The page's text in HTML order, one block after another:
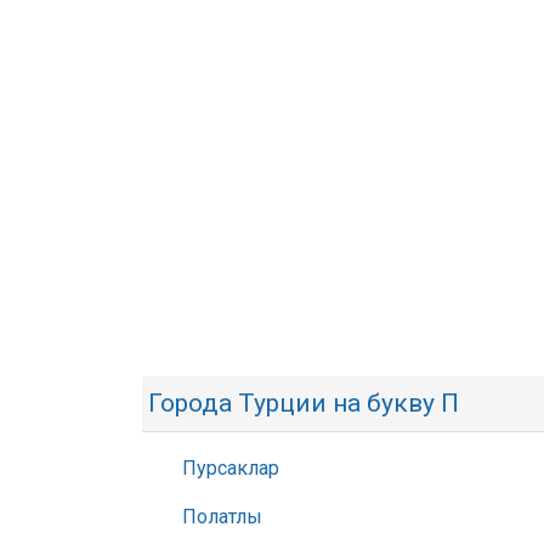
Города Турции на букву П
Пурсаклар
Полатлы